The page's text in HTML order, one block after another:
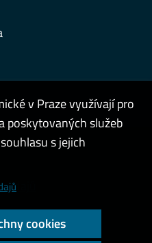
v Praze využívají pro
poskytovaných služeb
s jejich
cookies